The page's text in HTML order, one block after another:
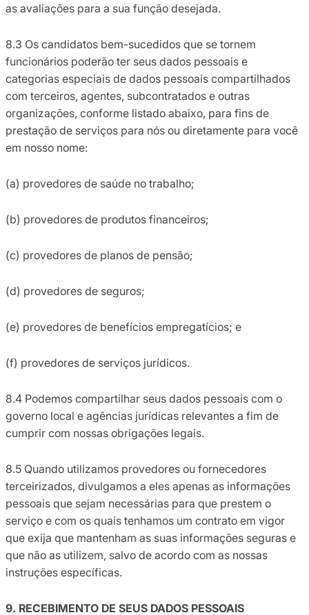
as avaliações para a sua função desejada.
8.3 Os candidatos bem-sucedidos que se tornem
funcionários poderão ter seus dados pessoais e
categorias especiais de dados pessoais compartilhados
com terceiros, agentes, subcontratados e outras
organizações, conforme listado abaixo, para fins de
prestação de serviços para nós ou diretamente para você
em nosso nome:
(a) provedores de saúde no trabalho;
(b) provedores de produtos financeiros;
(c) provedores de planos de pensão;
(d) provedores de seguros;
(e) provedores de benefícios empregatícios; e
(f) provedores de serviços jurídicos.
8.4 Podemos compartilhar seus dados pessoais com o
governo local e agências jurídicas relevantes a fim de
cumprir com nossas obrigações legais.
8.5 Quando utilizamos provedores ou fornecedores
terceirizados, divulgamos a eles apenas as informações
pessoais que sejam necessárias para que prestem o
serviço e com os quais tenhamos um contrato em vigor
que exija que mantenham as suas informações seguras e
que não as utilizem, salvo de acordo com as nossas
instruções específicas.
9. RECEBIMENTO DE SEUS DADOS PESSOAIS